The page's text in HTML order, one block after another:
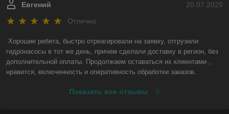
20.07.2020
Евгений
Отлично
Хорошие ребята, быстро отреагировали на заявку, отгрузили
гидронасосы в тот же день, причем сделали доставку в регион, без
дополнительной оплаты. Продолжаем оставаться их клиентами ,
нравится, включенность и оперативность обработки заказов.
Показать все отзывы